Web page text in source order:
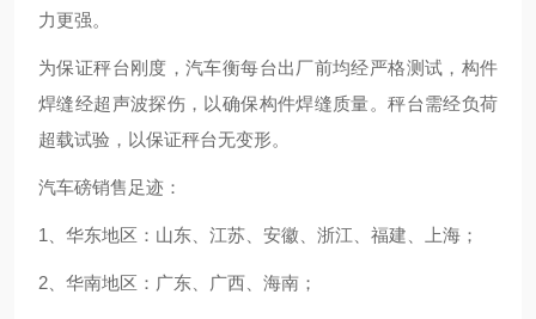
力更强。
为保证秤台刚度，汽车衡每台出厂前均经严格测试，构件
焊缝经超声波探伤，以确保构件焊缝质量。秤台需经负荷
超载试验，以保证秤台无变形。
汽车磅销售足迹：
1、华东地区：山东、江苏、安徽、浙江、福建、上海；
2、华南地区：广东、广西、海南；